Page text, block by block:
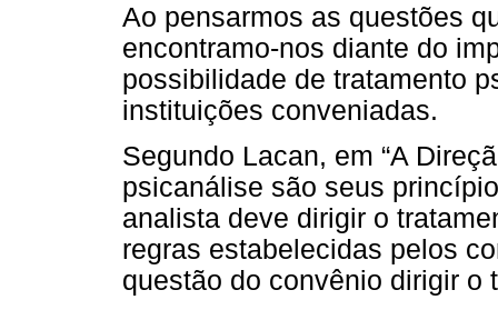
Ao pensarmos as questões
encontramo-nos diante do
possibilidade de tratamento
instituições conveniadas.
Segundo Lacan, em “A
psicanálise são seus
analista deve dirigir o
regras estabelecidas pelos
questão do convênio dirigir o